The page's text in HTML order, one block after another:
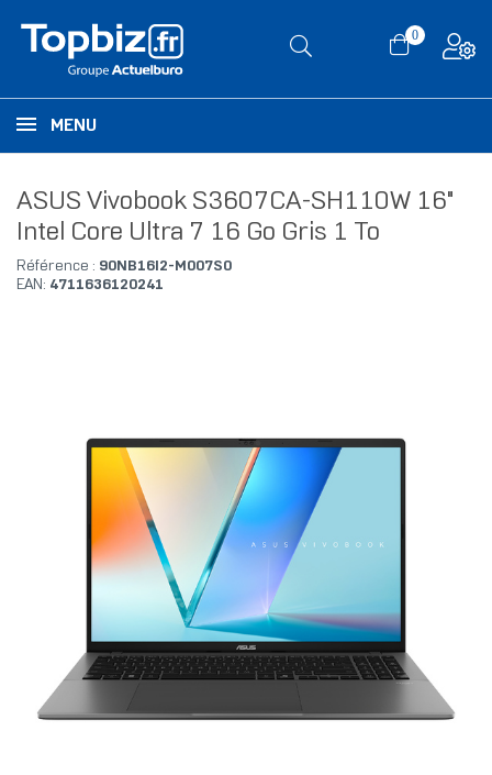
0
MENU
ASUS Vivobook S3607CA-SH110W 16"
Intel Core Ultra 7 16 Go Gris 1 To
Référence : 90NB16I2-M007S0
EAN: 4711636120241